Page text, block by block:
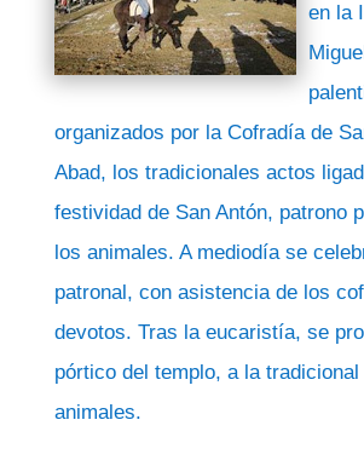
en la
organizados por la Cofradía de
Abad, los tradicionales actos
festividad de San Antón, patrono
los animales. A mediodía se
patronal, con asistencia de los
devotos. Tras la eucaristía, se
pórtico del templo, a la
animales.